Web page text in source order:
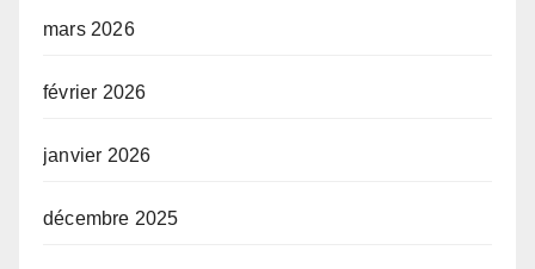
mars 2026
février 2026
janvier 2026
décembre 2025